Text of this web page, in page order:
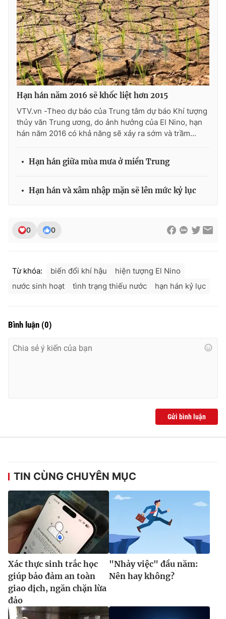
THỜI BÁO VTV
Theo dõi báo trên
Cơ quan chủ quản: Đài Truyền hình Việt Nam
Thời báo VTV
Giấy phép hoạt động báo in và báo điện tử số 483/GP-BTTTT
cấp ngày 29/12/2023
Phó Tổng Biên tập:Nguyễn Thị Mỹ Hạnh, Phạm Quốc Thắng,
Ðiện thoại Thời báo VTV:
thuận bằng văn bản. Ghi rõ nguồn VTV.vn khi phát hành lại
Hạn hán năm 2016 sẽ khốc liệt hơn 2015
VTV.vn -Theo dự báo của Trung tâm dự báo Khí tượng
thủy văn Trung ương, do ảnh hưởng của El Nino, hạn
hán năm 2016 có khả năng sẽ xảy ra sớm và trầm...
Hạn hán giữa mùa mưa ở miền Trung
Hạn hán và xâm nhập mặn sẽ lên mức kỷ lục
0 0
Từ khóa: biến đổi khí hậu
hiện tượng El Nino
nước sinh hoạt
tình trạng thiếu nước hạn hán kỷ lục
Bình luận (0)
Gửi bình luận
TIN CÙNG CHUYÊN MỤC
Xác thực sinh trắc học
giúp bảo đảm an toàn
giao dịch, ngăn chặn lừa
đảo
"Nhảy việc" đầu năm:
Nên hay không?